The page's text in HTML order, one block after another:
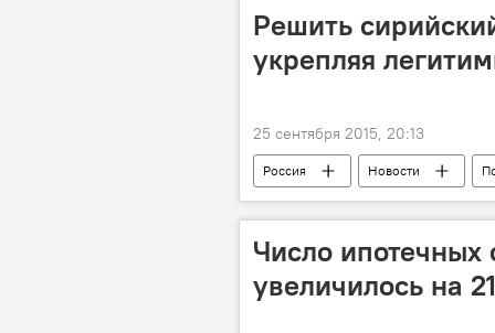
Решить
укрепляя
25 сентября 2015, 20:13
Россия Новости
США
Сирия Асад
Число ипотечных
увеличилось на